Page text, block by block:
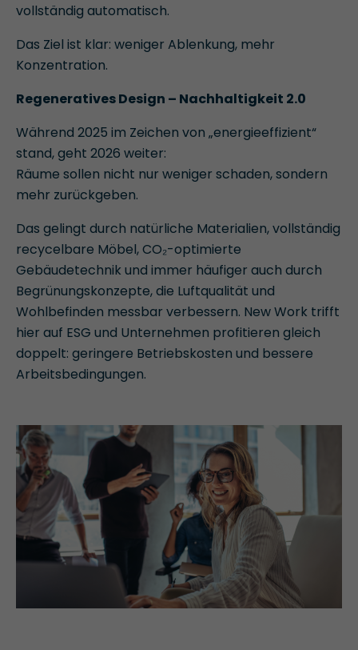
vollständig automatisch.
Das Ziel ist klar: weniger Ablenkung, mehr
Konzentration.
Regeneratives Design – Nachhaltigkeit 2.0
Während 2025 im Zeichen von „energieeffizient“
stand, geht 2026 weiter:
Räume sollen nicht nur weniger schaden, sondern
mehr zurückgeben.
Das gelingt durch natürliche Materialien, vollständig
recycelbare Möbel, CO₂-optimierte
Gebäudetechnik und immer häufiger auch durch
Begrünungskonzepte, die Luftqualität und
Wohlbefinden messbar verbessern. New Work trifft
hier auf ESG und Unternehmen profitieren gleich
doppelt: geringere Betriebskosten und bessere
Arbeitsbedingungen.